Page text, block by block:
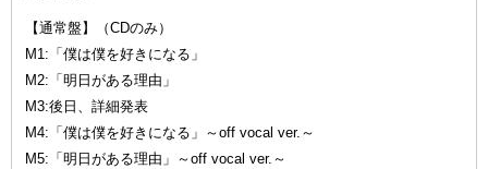
【通常盤】（CDのみ）
M1:「僕は僕を好きになる」
M2:「明日がある理由」
M3:後日、詳細発表
M4:「僕は僕を好きになる」～off vocal ver.～
M5:「明日がある理由」～off vocal ver.～